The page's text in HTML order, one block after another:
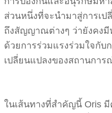
ส่วนหนึ่งที่จะนำมาสู่การเ
ถึงสัญญาณต่างๆ ว่ายังคงมี
ด้วยการร่วมแรงร่วมใจกั
เปลี่ยนแปลงของสถานการ
ในเส้นทางที่สำคัญนี้ Oris